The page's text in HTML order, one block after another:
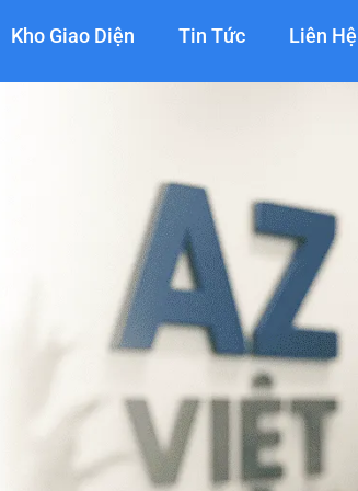
Kho Giao Diện Tin Tức Liên Hệ